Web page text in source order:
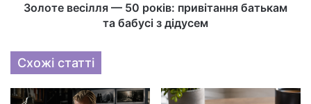
Золоте весілля — 50 років: привітання батькам
та бабусі з дідусем
Схожі статті